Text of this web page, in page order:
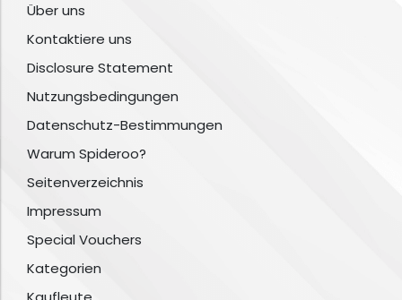
Über uns
Kontaktiere uns
Disclosure Statement
Nutzungsbedingungen
Datenschutz-Bestimmungen
Warum Spideroo?
Seitenverzeichnis
Impressum
Special Vouchers
Kategorien